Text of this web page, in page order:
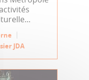
JDA